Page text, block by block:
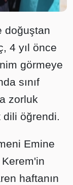
doğuştan
4 yıl önce
görmeye
sınıf
zorluk
dili öğrendi.
Emine
haftanın